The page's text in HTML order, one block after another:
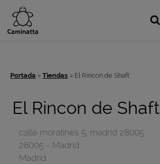
Portada » Tiendas » El Rincon de Shaft
El Rincon de Shaft
calle moratines 5, madrid 28005
28005- Madrid
Madrid